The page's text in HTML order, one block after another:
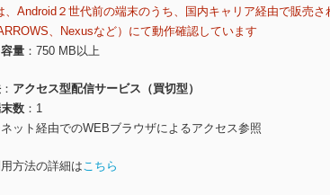
Android２世代前の端末のうち、国内キャリア経由で販売さ
、Nexusなど）にて動作確認しています
量
750 MB以上
アクセス型配信サービス（買切型）
数
1
ット経由でのWEBブラウザによるアクセス参照
方法の詳細はこちら